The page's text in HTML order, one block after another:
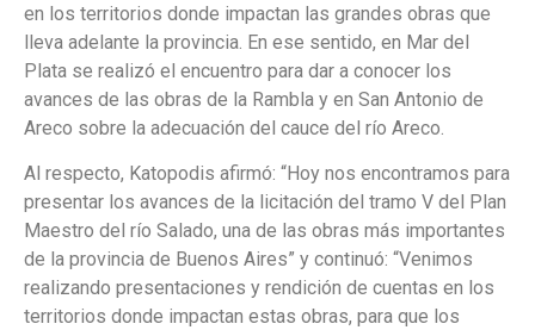
en los territorios donde impactan las grandes obras que
lleva adelante la provincia. En ese sentido, en Mar del
Plata se realizó el encuentro para dar a conocer los
avances de las obras de la Rambla y en San Antonio de
Areco sobre la adecuación del cauce del río Areco.
Al respecto, Katopodis afirmó: “Hoy nos encontramos para
presentar los avances de la licitación del tramo V del Plan
Maestro del río Salado, una de las obras más importantes
de la provincia de Buenos Aires” y continuó: “Venimos
realizando presentaciones y rendición de cuentas en los
territorios donde impactan estas obras, para que los